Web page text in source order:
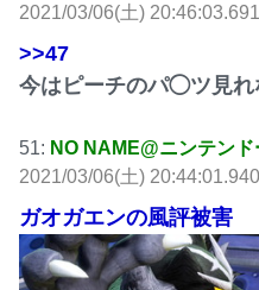
2021/03/06(土)
>>47
今はピーチのパ◯ツ見れ
51: NO NAME@ニンテン
2021/03/06(土)
ガオガエンの風評被害